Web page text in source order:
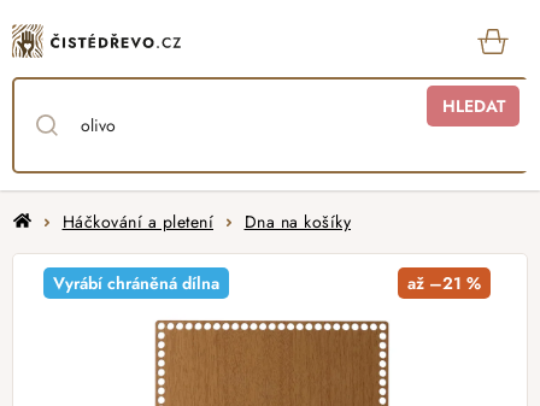
na
obsah
HLEDAT
DomůHáčkování a pletení Dna na košíky
Vyrábí chráněná dílna až –21 %